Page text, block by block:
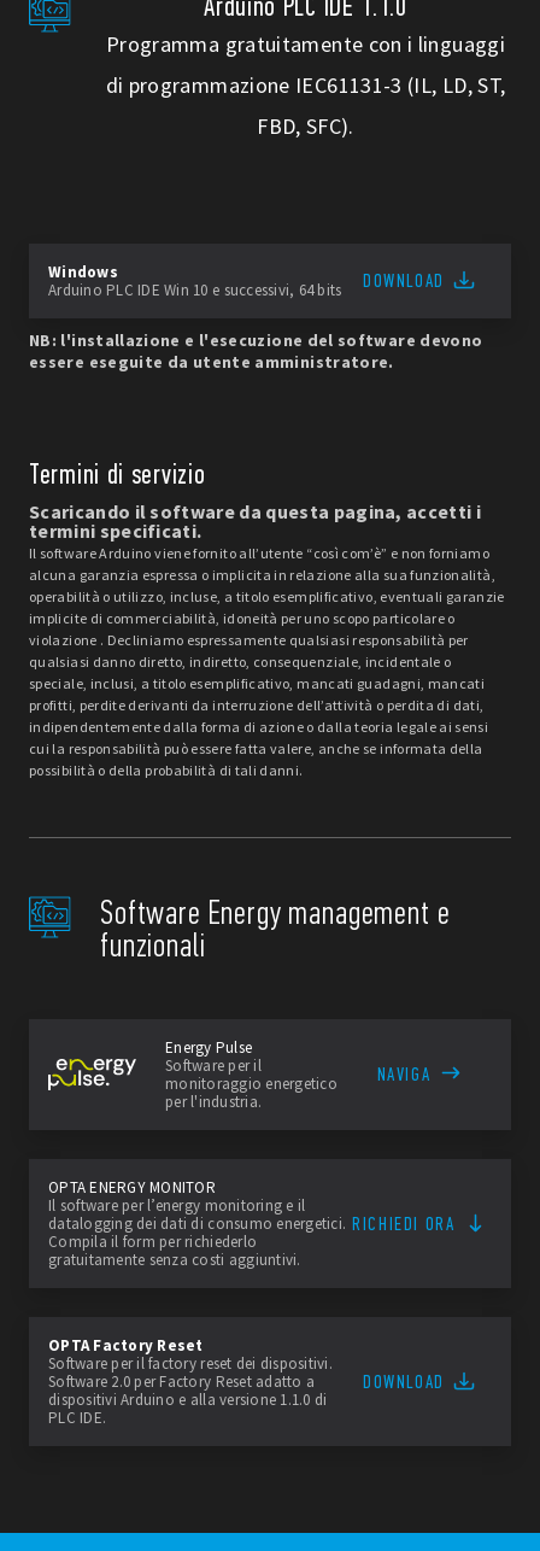
Arduino PLC IDE 1.1.0
Programma gratuitamente con i linguaggi
di programmazione IEC61131-3 (IL, LD, ST,
FBD, SFC).
Windows
Arduino PLC IDE Win 10 e successivi, 64 bits
DOWNLOAD
NB: l'installazione e l'esecuzione del software devono
essere eseguite da utente amministratore.
Termini di servizio
Scaricando il software da questa pagina, accetti i
termini specificati.
Il software Arduino viene fornito all’utente “così com’è” e non forniamo
alcuna garanzia espressa o implicita in relazione alla sua funzionalità,
operabilità o utilizzo, incluse, a titolo esemplificativo, eventuali garanzie
implicite di commerciabilità, idoneità per uno scopo particolare o
violazione . Decliniamo espressamente qualsiasi responsabilità per
qualsiasi danno diretto, indiretto, consequenziale, incidentale o
speciale, inclusi, a titolo esemplificativo, mancati guadagni, mancati
profitti, perdite derivanti da interruzione dell’attività o perdita di dati,
indipendentemente dalla forma di azione o dalla teoria legale ai sensi
cui la responsabilità può essere fatta valere, anche se informata della
possibilità o della probabilità di tali danni.
Software Energy management e
funzionali
Energy Pulse
Software per il
monitoraggio energetico
per l'industria.
NAVIGA
OPTA ENERGY MONITOR
Il software per l’energy monitoring e il
datalogging dei dati di consumo energetici.
Compila il form per richiederlo
gratuitamente senza costi aggiuntivi.
RICHIEDI ORA
OPTA Factory Reset
Software per il factory reset dei dispositivi.
Software 2.0 per Factory Reset adatto a
dispositivi Arduino e alla versione 1.1.0 di
PLC IDE.
DOWNLOAD